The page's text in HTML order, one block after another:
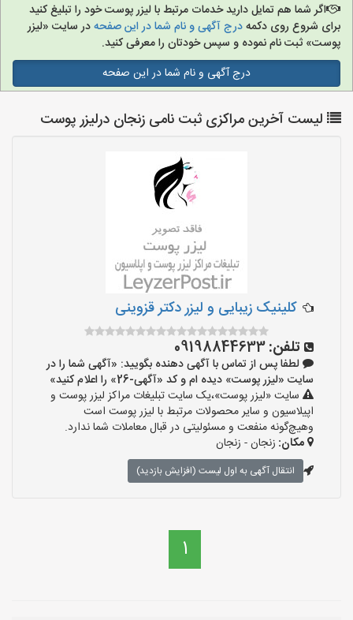
اگر شما هم تمایل دارید خدمات مرتبط با لیزر پوست خود را تبلیغ کنید
برای شروع روی دکمهدرج آگهی و نام شما در این صفحهدر سایت «لیزر
پوست» ثبت نام نموده و سپس خودتان را معرفی کنید.
درج آگهی و نام شما در این صفحه
لیست آخرین مراکزی ثبت نامی زنجان درلیزر پوست
کلینیک زیبایی و لیزر دکتر قزوینی
تلفن:09198844633
لطفا پس از تماس با آگهی دهنده بگویید: «آگهی شما را در
سایت «لیزر پوست» دیده ام و کد «آگهی-26» را اعلام کنید»
سایت «لیزر پوست»،یک سایت تبلیغات مراکز لیزر پوست و
اپیلاسیون و سایر محصولات مرتبط با لیزر پوست است
وهیچ‌گونه منفعت و مسئولیتی در قبال معاملات شما ندارد.
مکان: زنجان - زنجان
انتقال آگهی به اول لیست (افزایش بازدید)
1